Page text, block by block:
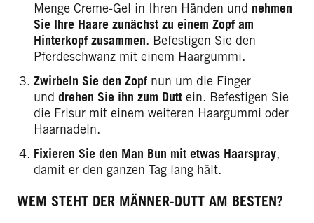
Menge Creme-Gel in Ihren Händen und nehmen
Sie Ihre Haare zunächst zu einem Zopf am
Hinterkopf zusammen. Befestigen Sie den
Pferdeschwanz mit einem Haargummi.
Zwirbeln Sie den Zopf nun um die Finger
und drehen Sie ihn zum Dutt ein. Befestigen Sie
die Frisur mit einem weiteren Haargummi oder
Haarnadeln.
Fixieren Sie den Man Bun mit etwas Haarspray,
damit er den ganzen Tag lang hält.
WEM STEHT DER MÄNNER-DUTT AM BESTEN?